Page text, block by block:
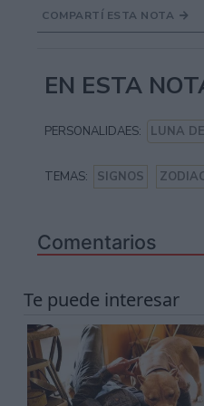
COMPARTÍ ESTA NOTA
EN ESTA
PERSONALIDAES: LUNA
TEMAS: SIGNOS
Comentarios